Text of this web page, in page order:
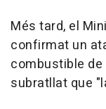
Més tard, el
confirmat un
combustible de
subratllat que